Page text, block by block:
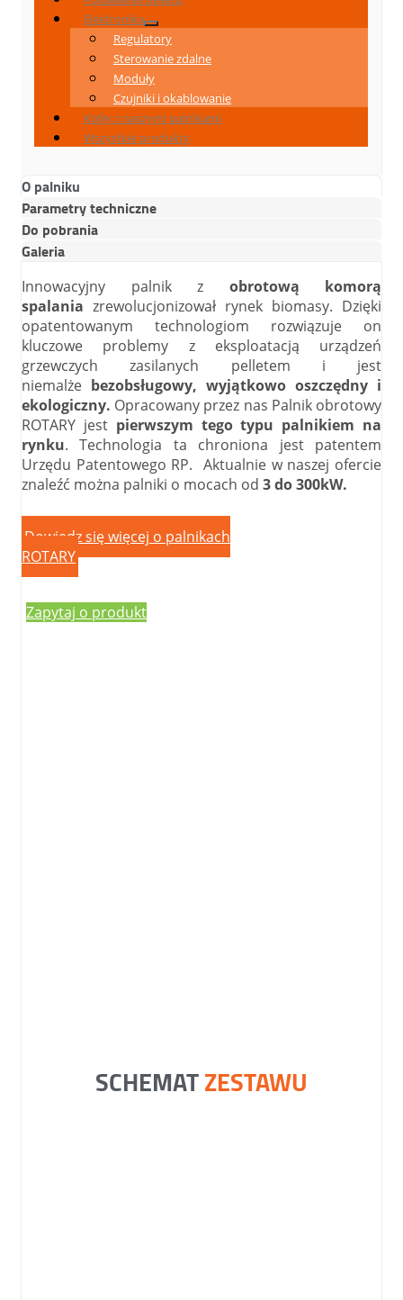
Elektronika
Regulatory
Sterowanie zdalne
Moduły
Czujniki i okablowanie
Kotły z naszymi palnikami
Wszystkie produkty
O palniku
Parametry techniczne
Do pobrania
Galeria
Innowacyjny palnik z obrotową komorą
spalania zrewolucjonizował rynek biomasy. Dzięki
opatentowanym technologiom rozwiązuje on
kluczowe problemy z eksploatacją urządzeń
grzewczych zasilanych pelletem i jest
niemalże bezobsługowy, wyjątkowo oszczędny i
ekologiczny. Opracowany przez nas Palnik obrotowy
ROTARY jest pierwszym tego typu palnikiem na
rynku. Technologia ta chroniona jest patentem
Urzędu Patentowego RP. Aktualnie w naszej ofercie
znaleźć można palniki o mocach od 3 do 300kW.
Dowiedz się więcej o palnikach
ROTARY
Zapytaj o produkt
SCHEMATZESTAWU